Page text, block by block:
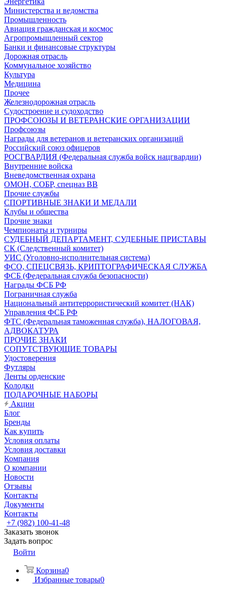
Министерства и ведомства
Промышленность
Авиация гражданская и космос
Агропромышленный сектор
Банки и финансовые структуры
Дорожная отрасль
Коммунальное хозяйство
Культура
Медицина
Прочее
Железнодорожная отрасль
Судостроение и судоходство
ПРОФСОЮЗЫ И ВЕТЕРАНСКИЕ ОРГАНИЗАЦИИ
Профсоюзы
Награды для ветеранов и ветеранских организаций
Российский союз офицеров
РОСГВАРДИЯ (Федеральная служба войск нацгвардии)
Внутренние войска
Вневедомственная охрана
ОМОН, СОБР, спецназ ВВ
Прочие службы
СПОРТИВНЫЕ ЗНАКИ И МЕДАЛИ
Клубы и общества
Прочие знаки
Чемпионаты и турниры
СУДЕБНЫЙ ДЕПАРТАМЕНТ, СУДЕБНЫЕ ПРИСТАВЫ
СК (Следственный комитет)
УИС (Уголовно-исполнительная система)
ФСО, СПЕЦСВЯЗЬ, КРИПТОГРАФИЧЕСКАЯ СЛУЖБА
ФСБ (Федеральная служба безопасности)
Награды ФСБ РФ
Пограничная служба
Национальный антитеррористический комитет (НАК)
Управления ФСБ РФ
ФТС (Федеральная таможенная служба), НАЛОГОВАЯ,
АДВОКАТУРА
ПРОЧИЕ ЗНАКИ
СОПУТСТВУЮЩИЕ ТОВАРЫ
Удостоверения
Футляры
Ленты орденские
Колодки
ПОДАРОЧНЫЕ НАБОРЫ
Акции
Блог
Бренды
Как купить
Условия оплаты
Условия доставки
Компания
О компании
Новости
Отзывы
Контакты
Документы
Контакты
+7 (982) 100-41-48
Заказать звонок
Задать вопрос
Войти
Корзина0
Избранные товары0